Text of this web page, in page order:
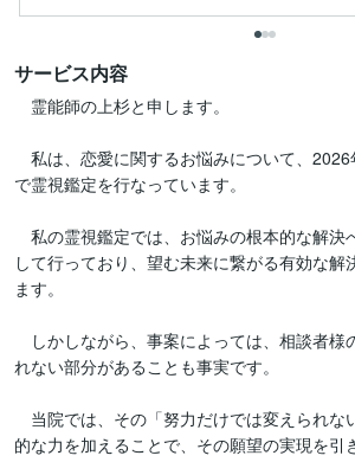
サービス内容
霊能師の上杉と申します。
私は、恋愛に関するお悩みについて、
で霊視鑑定を行なっています。
私の霊視鑑定では、お悩みの根本的な解決
して行っており、望む未来に繋がる有効な解
ます。
しかしながら、事案によっては、相談者様
れない部分があることも事実です。
当院では、その「努力だけでは変えられな
的な力を加えることで、その願望の実現を引